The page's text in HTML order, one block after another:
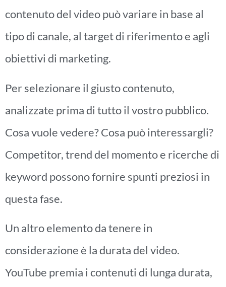
contenuto del video può variare in base al
tipo di canale, al target di riferimento e agli
obiettivi di marketing.
Per selezionare il giusto contenuto,
analizzate prima di tutto il vostro pubblico.
Cosa vuole vedere? Cosa può interessargli?
Competitor, trend del momento e ricerche di
keyword possono fornire spunti preziosi in
questa fase.
Un altro elemento da tenere in
considerazione è la durata del video.
YouTube premia i contenuti di lunga durata,